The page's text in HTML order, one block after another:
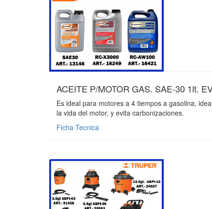
ACEITE P/MOTOR GAS. SAE-30 1lt.
Es ideal para motores a 4 tiempos a gasolina,
la vida del motor, y evita carbonizaciones.
Ficha Tecnica